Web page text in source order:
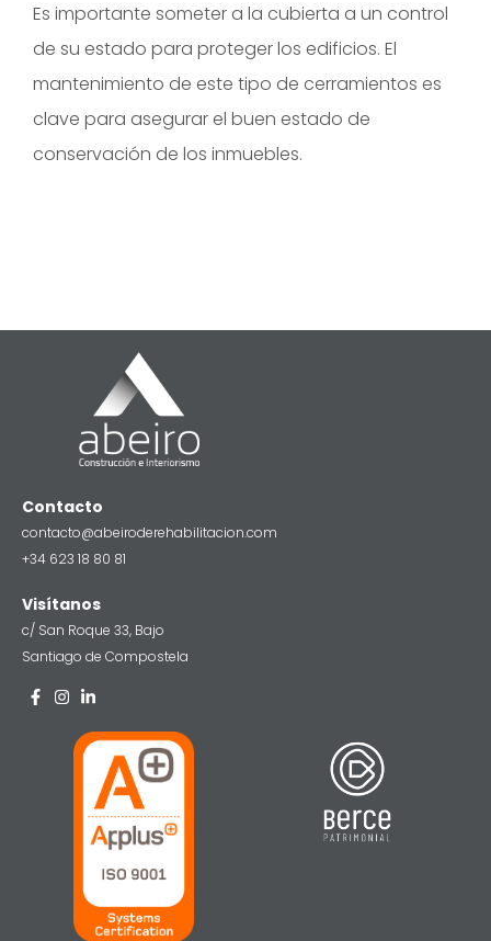
Es importante someter a la cubierta a un control
de su estado para proteger los edificios. El
mantenimiento de este tipo de cerramientos es
clave para asegurar el buen estado de
conservación de los inmuebles.
Contacto
contacto@abeiroderehabilitacion.com
+34 623 18 80 81
Visítanos
c/ San Roque 33, Bajo
Santiago de Compostela